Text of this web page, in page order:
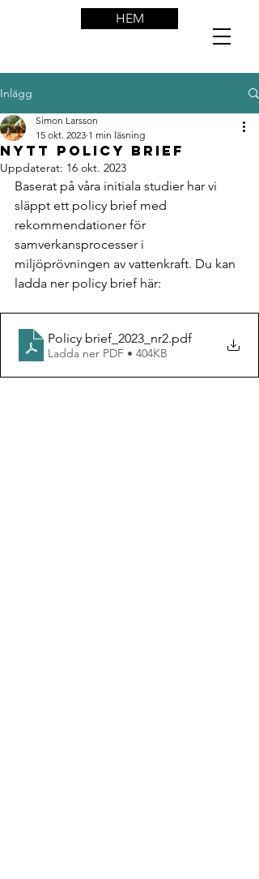
HEM
Inlägg
NYTT Policy brief
Simon Larsson
15 okt. 2023 1 min läsning
Uppdaterat: 16 okt. 2023
Baserat på våra initiala studier har vi
släppt ett policy brief med
rekommendationer för
samverkansprocesser i
miljöprövningen av vattenkraft. Du kan
ladda ner policy brief här:
Policy brief_2023_nr2.pdf
Ladda ner PDF • 404KB